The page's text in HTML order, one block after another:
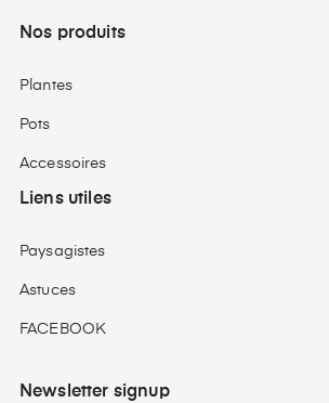
Nos produits
Plantes
Pots
Accessoires
Liens utiles
Paysagistes
Astuces
FACEBOOK
Newsletter signup